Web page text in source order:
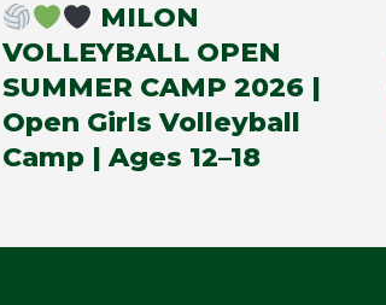
MILON
VOLLEYBALL OPEN
SUMMER CAMP 2026 |
Open Girls Volleyball
Camp | Ages 12–18